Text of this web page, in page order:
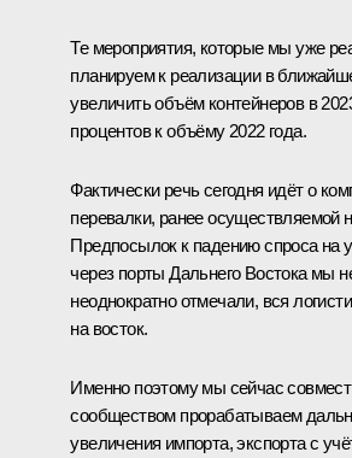
Те мероприятия, которые мы уже
планируем к реализации в
увеличить объём контейнеров в
процентов к объёму 2022 года.
Фактически речь сегодня идёт о
перевалки, ранее осуществляемой
Предпосылок к падению спроса на
через порты Дальнего Востока мы
неоднократно отмечали, вся
на восток.
Именно поэтому мы сейчас
сообществом прорабатываем
увеличения импорта, экспорта с